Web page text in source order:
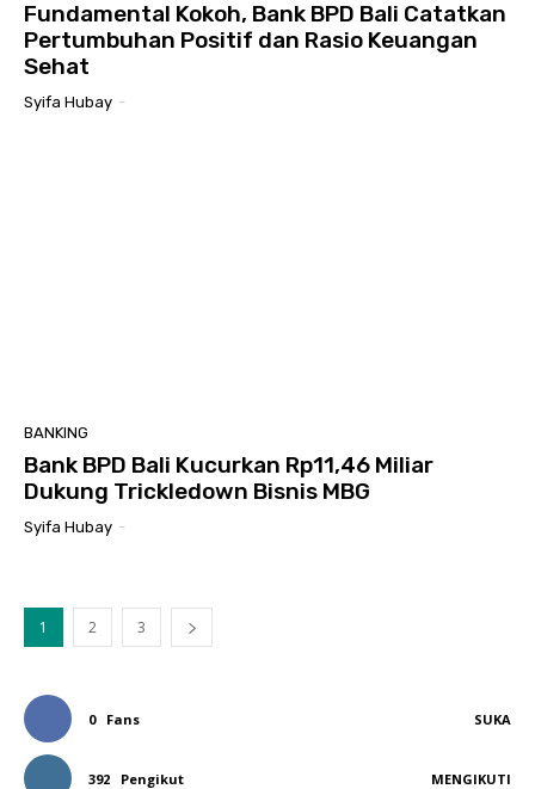
Fundamental Kokoh, Bank BPD Bali Catatkan
Pertumbuhan Positif dan Rasio Keuangan
Sehat
Syifa Hubay -
BANKING
Bank BPD Bali Kucurkan Rp11,46 Miliar
Dukung Trickledown Bisnis MBG
Syifa Hubay -
1 2 3
0 Fans SUKA
392 Pengikut MENGIKUTI